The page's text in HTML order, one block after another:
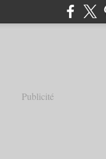
Publicité